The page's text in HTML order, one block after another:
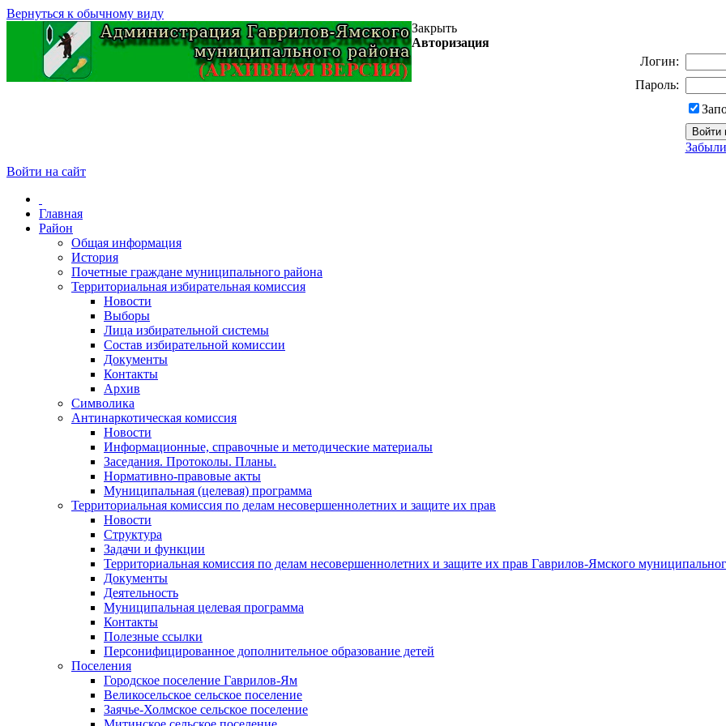
Вернуться к обычному виду
Закрыть
Авторизация
Логин:
Пароль:
Войти на сайт
Главная
Район
Общая информация
История
Почетные граждане муниципального района
Территориальная избирательная комиссия
Новости
Выборы
Лица избирательной системы
Состав избирательной комиссии
Документы
Контакты
Архив
Символика
Антинаркотическая комиссия
Новости
Информационные, справочные и методические материалы
Заседания. Протоколы. Планы.
Нормативно-правовые акты
Муниципальная (целевая) программа
Территориальная комиссия по делам несовершеннолетних и защите их прав
Новости
Структура
Задачи и функции
Территориальная комиссия по делам несовершеннолетних и защите их прав Гаврилов-Ямского
Документы
Деятельность
Муниципальная целевая программа
Контакты
Полезные ссылки
Персонифицированное дополнительное образование детей
Поселения
Городское поселение Гаврилов-Ям
Великосельское сельское поселение
Заячье-Холмское сельское поселение